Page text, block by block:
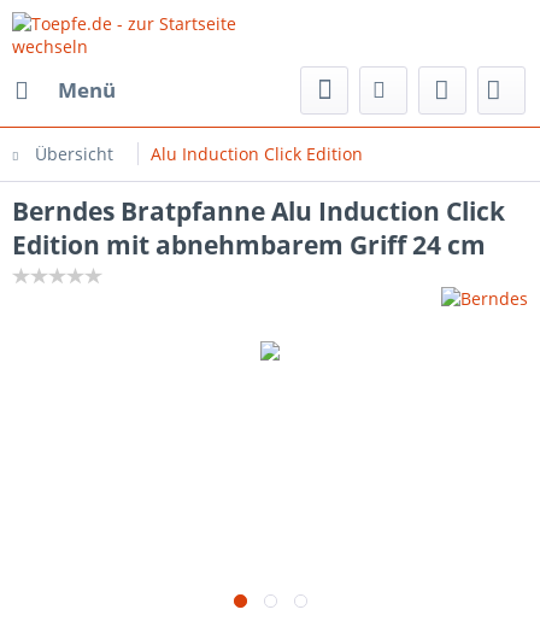
Menü
Übersicht Alu Induction Click Edition
Berndes Bratpfanne Alu Induction Click
Edition mit abnehmbarem Griff 24 cm